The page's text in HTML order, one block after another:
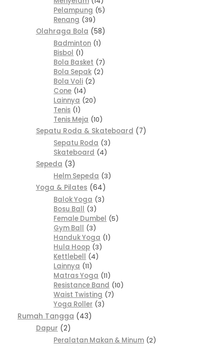
Pelampung 5
Renang 39
Olahraga Bola
58
Badminton 1
Bisbol 1
Bola Basket 7
Bola Sepak 2
Bola Voli 2
Cone 14
Lainnya 20
Tenis 1
Tenis Meja 10
Sepatu Roda & Skateboard
7
Sepatu Roda 3
Skateboard 4
Sepeda
3
Helm Sepeda 3
Yoga & Pilates
64
Balok Yoga 3
Bosu Ball 3
Female Dumbel 5
Gym Ball 3
Handuk Yoga 1
Hula Hoop 3
Kettlebell 4
Lainnya 11
Matras Yoga 11
Resistance Band 10
Waist Twisting 7
Yoga Roller 3
Rumah Tangga 43
Dapur
2
Peralatan Makan & Minum 2